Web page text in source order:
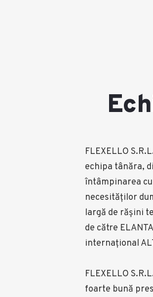
FLEXELLO
echipa tânăra,
întâmpinarea
necesităţilor
largă de răşini
de către
internaţional
FLEXELLO
foarte bună